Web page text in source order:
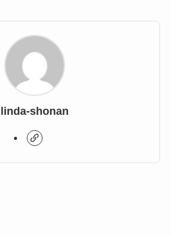
linda-shonan